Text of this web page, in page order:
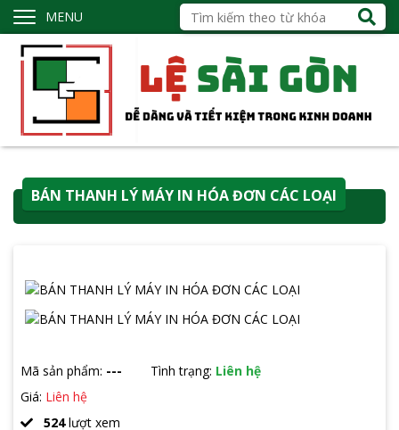
MENU
BÁN THANH LÝ MÁY IN HÓA ĐƠN CÁC LOẠI
Mã sản phẩm: --- Tình trạng: Liên hệ
Giá: Liên hệ
524lượt xem